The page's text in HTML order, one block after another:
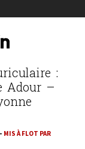
:
Adour –
– MIS À FLOT PAR